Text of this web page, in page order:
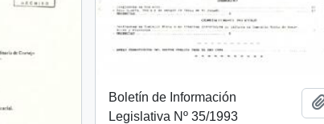
Boletín de Información
Legislativa Nº 35/1993